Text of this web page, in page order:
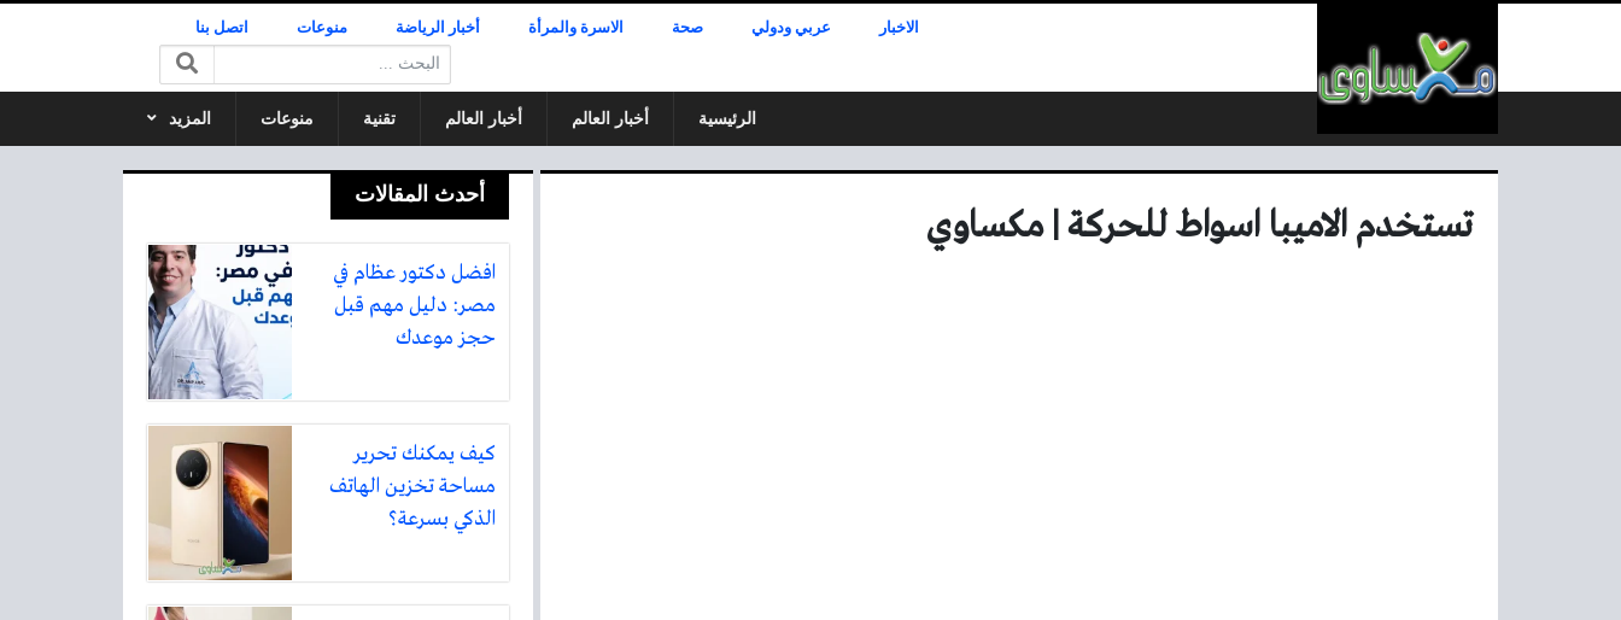
الاخبار عربي ودولي صحة الاسرة والمرأة أخبار الرياضة منوعات اتصل بنا
البحث:
الرئيسية أخبار العالم أخبار العالم تقنية منوعات المزيد
تستخدم الاميبا اسواط للحركة | مكساوي
أحدث المقالات
افضل دكتور عظام في
مصر: دليل مهم قبل
حجز موعدك
كيف يمكنك تحرير
مساحة تخزين الهاتف
الذكي بسرعة؟